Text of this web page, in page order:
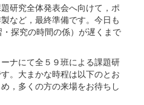
研究全体発表会へ向けて，ポ
など，最終準備です。今日も
探究の時間の係）が遅くまで
ナにて全５９班による課題研
。大まかな時程は以下のとお
，多くの方の来場をお待ちし